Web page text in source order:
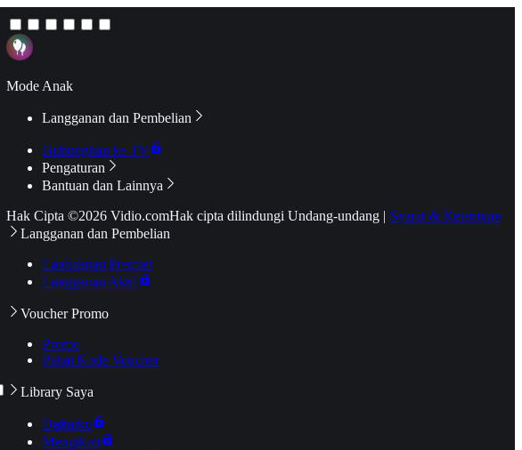
Mode Anak
Langganan dan Pembelian
Hubungkan ke TV
Pengaturan
Bantuan dan Lainnya
Hak Cipta ©2026 Vidio.comHak cipta dilindungi Undang-undang | Syarat & Ketentuan
Langganan dan Pembelian
Langganan Premier
Langganan Aktif
Voucher Promo
Promo
Pakai Kode Voucher
Library Saya
Daftarku
Mengikuti